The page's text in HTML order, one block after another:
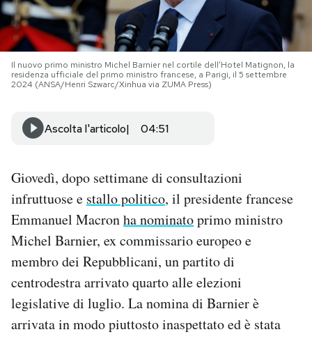
I MIEI PREFERITI
SHOP
Area Personale
Regala il Post
Hai bisogno di aiuto?
Esci
Il nuovo primo ministro Michel Barnier nel cortile dell’Hotel Matignon, la
residenza ufficiale del primo ministro francese, a Parigi, il 5 settembre
2024 (ANSA/Henri Szwarc/Xinhua via ZUMA Press)
Ascolta l'articolo 04:51
Giovedì, dopo settimane di consultazioni
infruttuose e stallo politico, il presidente francese
Emmanuel Macronha nominatoprimo ministro
Michel Barnier, ex commissario europeo e
membro dei Repubblicani, un partito di
centrodestra arrivato quarto alle elezioni
legislative di luglio. La nomina di Barnier è
arrivata in modo piuttosto inaspettato ed è stata